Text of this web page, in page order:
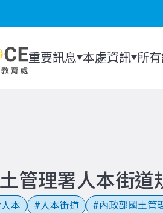
重要訊息 本處資訊 所
土管理署人本街
人本 人本街道 內政部國土管